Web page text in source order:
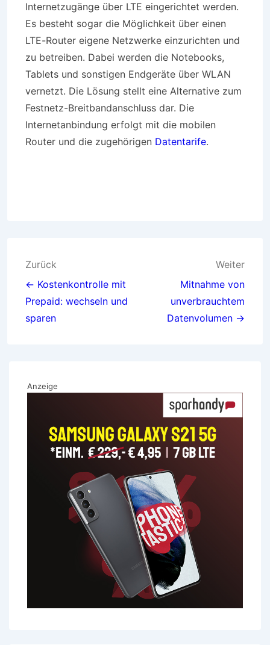
Internetzugänge über LTE eingerichtet werden.
Es besteht sogar die Möglichkeit über einen
LTE-Router eigene Netzwerke einzurichten und
zu betreiben. Dabei werden die Notebooks,
Tablets und sonstigen Endgeräte über WLAN
vernetzt. Die Lösung stellt eine Alternative zum
Festnetz-Breitbandanschluss dar. Die
Internetanbindung erfolgt mit die mobilen
Router und die zugehörigen Datentarife.
Beitragsnavigation
Zurück
← Kostenkontrolle mit
Prepaid: wechseln und
sparen
Weiter
Mitnahme von
unverbrauchtem
Datenvolumen →
Anzeige